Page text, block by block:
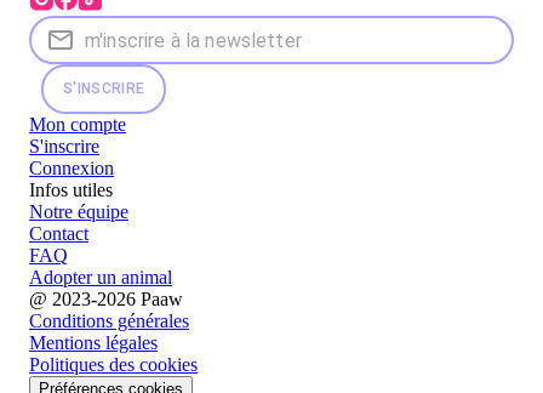
S'INSCRIRE
Mon compte
S'inscrire
Connexion
Infos utiles
Notre équipe
Contact
FAQ
Adopter un animal
@ 2023-2026 Paaw
Conditions générales
Mentions légales
Politiques des cookies
Préférences cookies